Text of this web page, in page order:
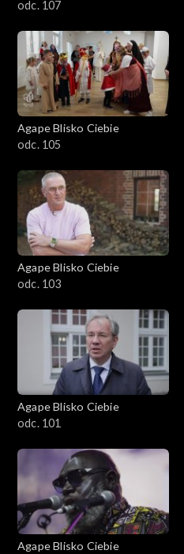
odc. 107
Agape Blisko Ciebie
odc. 105
Agape Blisko Ciebie
odc. 103
Agape Blisko Ciebie
odc. 101
Agape Blisko Ciebie